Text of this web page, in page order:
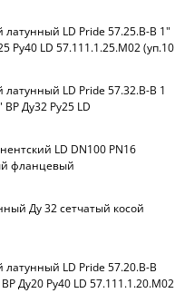
латунный LD Pride 57.25.В-В 1"
Ру40 LD 57.111.1.25.M02 (уп.10
латунный LD Pride 57.32.В-В 1
Ду32 Ру25 LD
LD DN100 PN16
фланцевый
Ду 32 сетчатый косой
латунный LD Pride 57.20.В-В
Ду20 Ру40 LD 57.111.1.20.M02